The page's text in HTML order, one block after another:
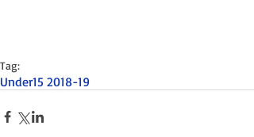
Tag:
Under15 2018-19